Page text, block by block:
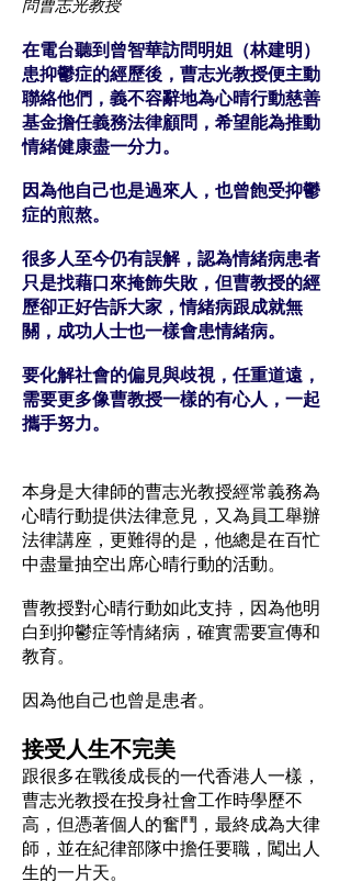
問曹志光教授
在電台聽到曾智華訪問明姐（林建明）
患抑鬱症的經歷後，曹志光教授便主動
聯絡他們，義不容辭地為心晴行動慈善
基金擔任義務法律顧問，希望能為推動
情緒健康盡一分力。
因為他自己也是過來人，也曾飽受抑鬱
症的煎熬。
很多人至今仍有誤解，認為情緒病患者
只是找藉口來掩飾失敗，但曹教授的經
歷卻正好告訴大家，情緒病跟成就無
關，成功人士也一樣會患情緒病。
要化解社會的偏見與歧視，任重道遠，
需要更多像曹教授一樣的有心人，一起
攜手努力。
本身是大律師的曹志光教授經常義務為
心晴行動提供法律意見，又為員工舉辦
法律講座，更難得的是，他總是在百忙
中盡量抽空出席心晴行動的活動。
曹教授對心晴行動如此支持，因為他明
白到抑鬱症等情緒病，確實需要宣傳和
教育。
因為他自己也曾是患者。
接受人生不完美
跟很多在戰後成長的一代香港人一樣，
曹志光教授在投身社會工作時學歷不
高，但憑著個人的奮鬥，最終成為大律
師，並在紀律部隊中擔任要職，闖出人
生的一片天。